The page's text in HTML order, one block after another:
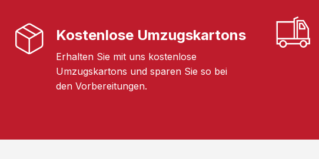
Kostenlose Umzugskartons
Erhalten Sie mit uns kostenlose
Umzugskartons und sparen Sie so bei
den Vorbereitungen.